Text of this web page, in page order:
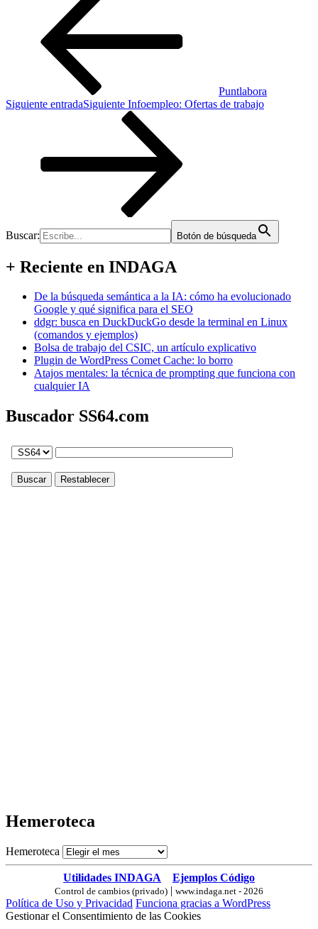
Puntlabora
Siguiente entradaSiguiente Infoempleo: Ofertas de trabajo
Buscar: Botón de búsqueda
+ Reciente en INDAGA
De la búsqueda semántica a la IA: cómo ha evolucionado
Google y qué significa para el SEO
ddgr: busca en DuckDuckGo desde la terminal en Linux
(comandos y ejemplos)
Bolsa de trabajo del CSIC, un artículo explicativo
Plugin de WordPress Comet Cache: lo borro
Atajos mentales: la técnica de prompting que funciona con
cualquier IA
Buscador SS64.com
Hemeroteca
Hemeroteca
Utilidades INDAGA Ejemplos Código
Control de cambios (privado) | www.indaga.net - 2026
Política de Uso y Privacidad Funciona gracias a WordPress
Gestionar el Consentimiento de las Cookies